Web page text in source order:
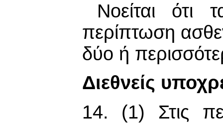
Νοείται
περίπτωση
δύο ή
Διεθνείς
14. (1) Στις